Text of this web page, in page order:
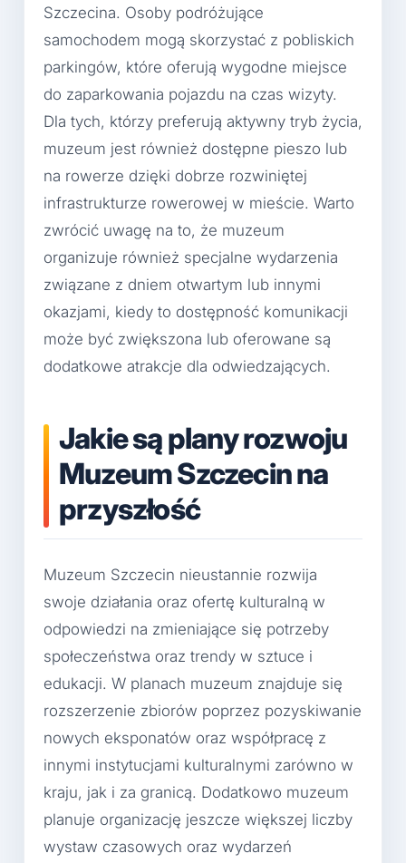
Szczecina. Osoby podróżujące
samochodem mogą skorzystać z pobliskich
parkingów, które oferują wygodne miejsce
do zaparkowania pojazdu na czas wizyty.
Dla tych, którzy preferują aktywny tryb życia,
muzeum jest również dostępne pieszo lub
na rowerze dzięki dobrze rozwiniętej
infrastrukturze rowerowej w mieście. Warto
zwrócić uwagę na to, że muzeum
organizuje również specjalne wydarzenia
związane z dniem otwartym lub innymi
okazjami, kiedy to dostępność komunikacji
może być zwiększona lub oferowane są
dodatkowe atrakcje dla odwiedzających.
Jakie są plany rozwoju
Muzeum Szczecin na
przyszłość
Muzeum Szczecin nieustannie rozwija
swoje działania oraz ofertę kulturalną w
odpowiedzi na zmieniające się potrzeby
społeczeństwa oraz trendy w sztuce i
edukacji. W planach muzeum znajduje się
rozszerzenie zbiorów poprzez pozyskiwanie
nowych eksponatów oraz współpracę z
innymi instytucjami kulturalnymi zarówno w
kraju, jak i za granicą. Dodatkowo muzeum
planuje organizację jeszcze większej liczby
wystaw czasowych oraz wydarzeń